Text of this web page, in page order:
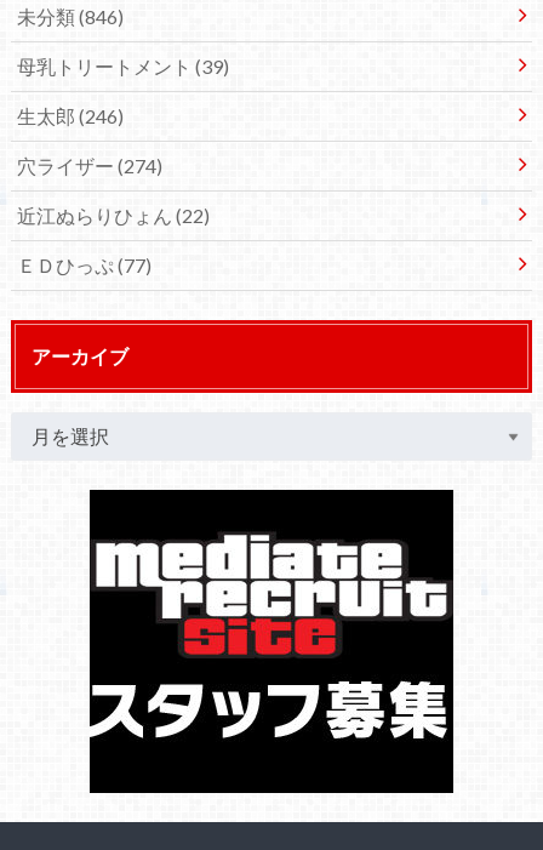
未分類(846)
母乳トリートメント (39)
生太郎 (246)
穴ライザー (274)
近江ぬらりひょん (22)
ＥＤひっぷ(77)
アーカイブ